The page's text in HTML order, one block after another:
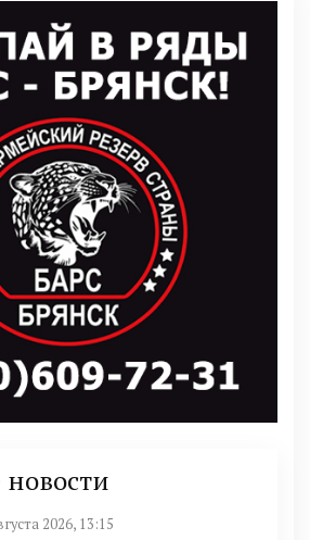
2026, 13:15